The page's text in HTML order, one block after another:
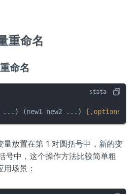
重命名
命名
...) (new1 new2 ...) [,options]
量放置在第 1 对圆括号中，新的变
号中，这个操作方法比较简单粗
场景：